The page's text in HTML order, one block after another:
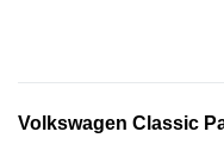
Volkswagen Classic